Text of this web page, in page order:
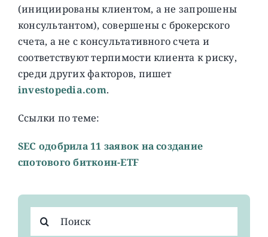
(инициированы клиентом, а не запрошены
консультантом), совершены с брокерского
счета, а не с консультативного счета и
соответствуют терпимости клиента к риску,
среди других факторов, пишет
investopedia.com.
Ссылки по теме:
SEC одобрила 11 заявок на создание
спотового биткоин-ETF
поиска: